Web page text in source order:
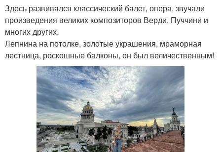
Здесь развивался классический балет, опера, звучали
произведения великих композиторов Верди, Пуччини и
многих других.
Лепнина на потолке, золотые украшения, мраморная
лестница, роскошные балконы, он был величественным!